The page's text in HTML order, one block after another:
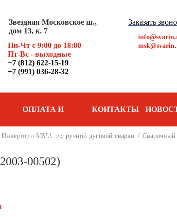
Звездная Московское ш.,
дом 13, к. 7
Пн-Чт с 9:00 до 18:00
Пт-Вс - выходные
+7 (812) 622-15-19
+7 (991) 036-28-32
Заказать
ОПЛАТА И
ДОСТАВКА
КОНТАКТЫ
Инверторы MMA для ручной дуговой сварки / Сварочный
00502)